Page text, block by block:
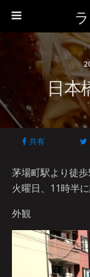
日本
共有
茅場町駅より徒歩
火曜日、11時半に
外観